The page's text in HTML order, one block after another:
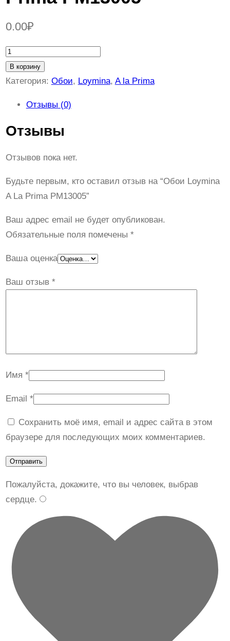
0.00₽
К
о
л
е
т
о
т
о
в
р
О
y
m
n
a
L
a
P
В корзину
Категория: Обои, Loymina, A la Prima
Отзывы (0)
Отзывы
Отзывов пока нет.
Будьте первым, кто оставил отзыв на “Обои Loymina
A La Prima PM13005”
Ваш адрес email не будет опубликован.
Обязательные поля помечены *
Ваша оценка
Ваш отзыв *
Имя *
Email *
Сохранить моё имя, email и адрес сайта в этом
браузере для последующих моих комментариев.
Пожалуйста, докажите, что вы человек, выбрав
сердце.